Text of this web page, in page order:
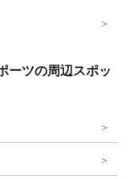
ーツの周辺スポッ